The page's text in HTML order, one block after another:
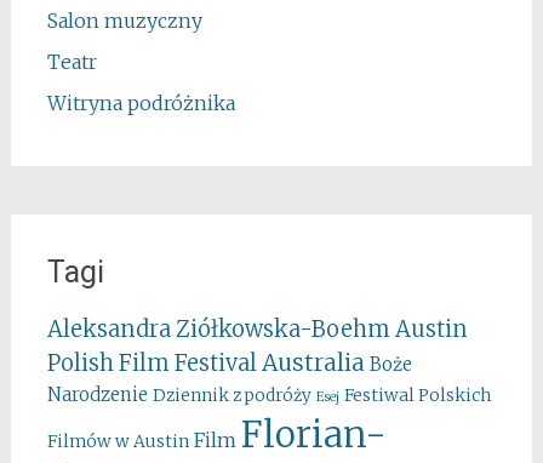
Salon muzyczny
Teatr
Witryna podróżnika
Tagi
Aleksandra Ziółkowska-Boehm Austin
Polish Film FestivalAustralia Boże
Narodzenie Dziennik z podróży Esej Festiwal Polskich
Filmów w Austin Film Florian-